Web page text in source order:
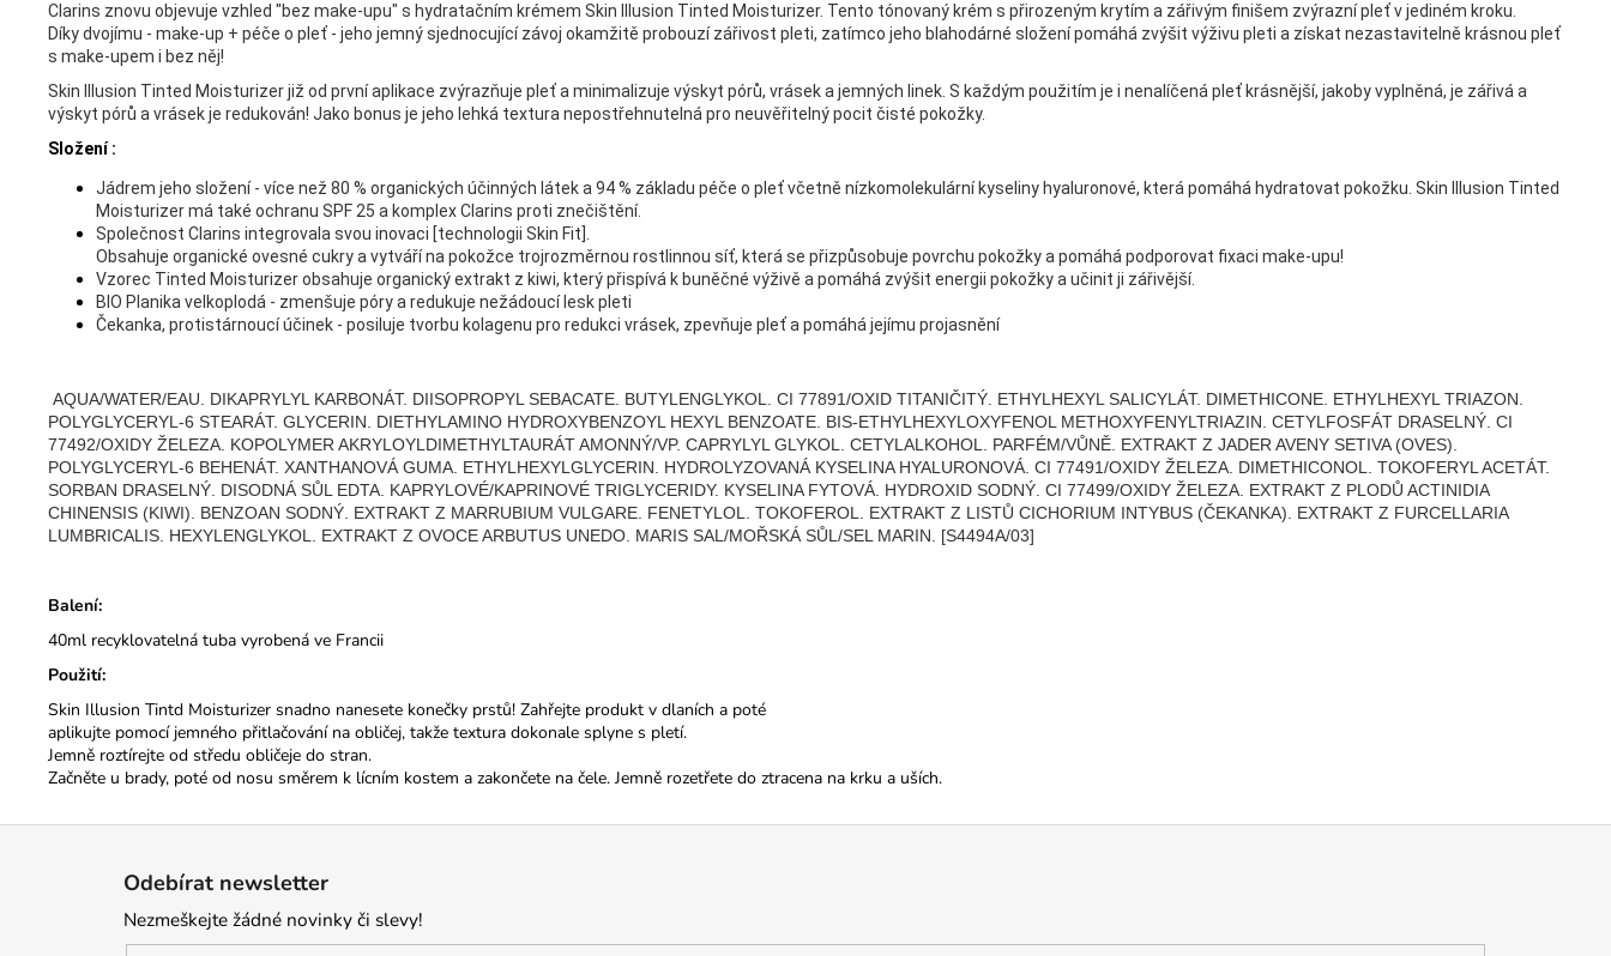
Clarins znovu objevuje vzhled "bez make-upu" s hydratačním krémem Skin Illusion Tinted Moisturizer. Tento tónovaný krém s přirozeným krytím a zářivým finišem zvýrazní pleť v jediném kroku.
Díky dvojímu - make-up + péče o pleť - jeho jemný sjednocující závoj okamžitě probouzí zářivost pleti, zatímco jeho blahodárné složení pomáhá zvýšit výživu pleti a získat nezastavitelně krásnou pleť
s make-upem i bez něj!
Skin Illusion Tinted Moisturizer již od první aplikace zvýrazňuje pleť a minimalizuje výskyt pórů, vrásek a jemných linek. S každým použitím je i nenalíčená pleť krásnější, jakoby vyplněná, je zářivá a
výskyt pórů a vrásek je redukován! Jako bonus je jeho lehká textura nepostřehnutelná pro neuvěřitelný pocit čisté pokožky.
Složení :
Jádrem jeho složení - více než 80 % organických účinných látek a 94 % základu péče o pleť včetně nízkomolekulární kyseliny hyaluronové, která pomáhá hydratovat pokožku. Skin Illusion Tinted
Moisturizer má také ochranu SPF 25 a komplex Clarins proti znečištění.
Společnost Clarins integrovala svou inovaci [technologii Skin Fit].
Obsahuje organické ovesné cukry a vytváří na pokožce trojrozměrnou rostlinnou síť, která se přizpůsobuje povrchu pokožky a pomáhá podporovat fixaci make-upu!
Vzorec Tinted Moisturizer obsahuje organický extrakt z kiwi, který přispívá k buněčné výživě a pomáhá zvýšit energii pokožky a učinit ji zářivější.
BIO Planika velkoplodá - zmenšuje póry a redukuje nežádoucí lesk pleti
Čekanka, protistárnoucí účinek - posiluje tvorbu kolagenu pro redukci vrásek, zpevňuje pleť a pomáhá jejímu projasnění
AQUA/WATER/EAU. DIKAPRYLYL KARBONÁT. DIISOPROPYL SEBACATE. BUTYLENGLYKOL. CI 77891/OXID TITANIČITÝ. ETHYLHEXYL SALICYLÁT. DIMETHICONE. ETHYLHEXYL TRIAZON.
POLYGLYCERYL-6 STEARÁT. GLYCERIN. DIETHYLAMINO HYDROXYBENZOYL HEXYL BENZOATE. BIS-ETHYLHEXYLOXYFENOL METHOXYFENYLTRIAZIN. CETYLFOSFÁT DRASELNÝ. CI
77492/OXIDY ŽELEZA. KOPOLYMER AKRYLOYLDIMETHYLTAURÁT AMONNÝ/VP. CAPRYLYL GLYKOL. CETYLALKOHOL. PARFÉM/VŮNĚ. EXTRAKT Z JADER AVENY SETIVA (OVES).
POLYGLYCERYL-6 BEHENÁT. XANTHANOVÁ GUMA. ETHYLHEXYLGLYCERIN. HYDROLYZOVANÁ KYSELINA HYALURONOVÁ. CI 77491/OXIDY ŽELEZA. DIMETHICONOL. TOKOFERYL ACETÁT.
SORBAN DRASELNÝ. DISODNÁ SŮL EDTA. KAPRYLOVÉ/KAPRINOVÉ TRIGLYCERIDY. KYSELINA FYTOVÁ. HYDROXID SODNÝ. CI 77499/OXIDY ŽELEZA. EXTRAKT Z PLODŮ ACTINIDIA
CHINENSIS (KIWI). BENZOAN SODNÝ. EXTRAKT Z MARRUBIUM VULGARE. FENETYLOL. TOKOFEROL. EXTRAKT Z LISTŮ CICHORIUM INTYBUS (ČEKANKA). EXTRAKT Z FURCELLARIA
LUMBRICALIS. HEXYLENGLYKOL. EXTRAKT Z OVOCE ARBUTUS UNEDO. MARIS SAL/MOŘSKÁ SŮL/SEL MARIN. [S4494A/03]
Balení:
40ml recyklovatelná tuba vyrobená ve Francii
Použití:
Skin Illusion Tintd Moisturizer snadno nanesete konečky prstů! Zahřejte produkt v dlaních a poté
aplikujte pomocí jemného přitlačování na obličej, takže textura dokonale splyne s pletí.
Jemně roztírejte od středu obličeje do stran.
Začněte u brady, poté od nosu směrem k lícním kostem a zakončete na čele. Jemně rozetřete do ztracena na krku a uších.
Odebírat newsletter
Nezmeškejte žádné novinky či slevy!